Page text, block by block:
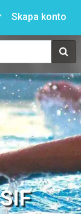
Skapa konto
Sök